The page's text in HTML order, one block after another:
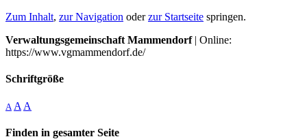
Zum Inhalt, zur Navigation oderzur Startseite springen.
Verwaltungsgemeinschaft Mammendorf| Online:
https://www.vgmammendorf.de/
Schriftgröße
A A A
Finden in gesamter Seite